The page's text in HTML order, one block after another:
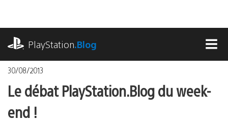
contenu
PlayStation.Blog
30/08/2013
Le débat PlayStation.Blog du week-
end !